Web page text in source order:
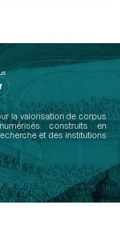
la valorisation de corpus
construits en
et des institutions